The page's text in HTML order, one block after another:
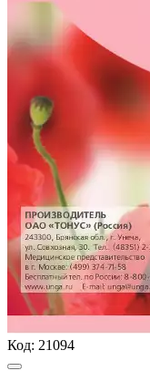
Код: 21094